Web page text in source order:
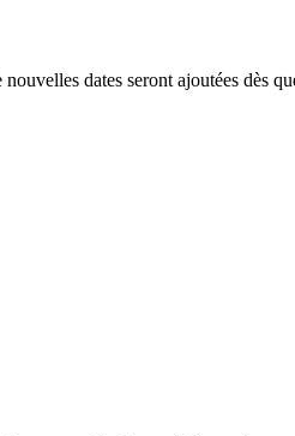
dates seront ajoutées dès